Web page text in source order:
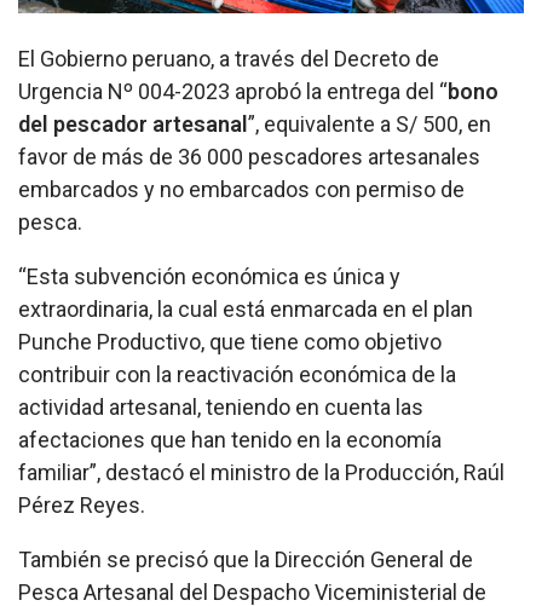
El Gobierno peruano, a través del Decreto de
Urgencia Nº 004-2023 aprobó la entrega del “bono
del pescador artesanal”, equivalente a S/ 500, en
favor de más de 36 000 pescadores artesanales
embarcados y no embarcados con permiso de
pesca.
“Esta subvención económica es única y
extraordinaria, la cual está enmarcada en el plan
Punche Productivo, que tiene como objetivo
contribuir con la reactivación económica de la
actividad artesanal, teniendo en cuenta las
afectaciones que han tenido en la economía
familiar”, destacó el ministro de la Producción, Raúl
Pérez Reyes.
También se precisó que la Dirección General de
Pesca Artesanal del Despacho Viceministerial de